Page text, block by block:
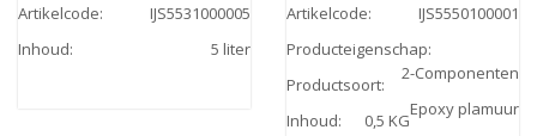
Artikelcode:
IJS5531000005
Inhoud: 5 liter
Artikelcode:
IJS5550100001
Producteigenschap:
2-Componenten
Productsoort:
Epoxy plamuur
Inhoud: 0,5 KG